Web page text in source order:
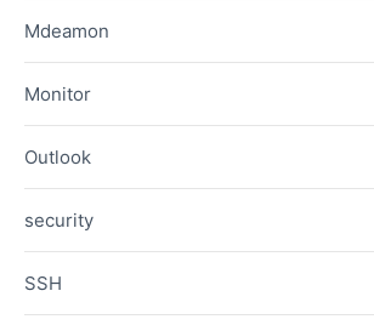
Mdeamon
Monitor
Outlook
security
SSH